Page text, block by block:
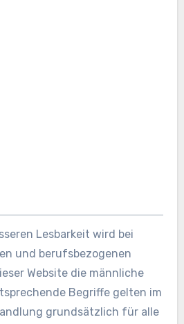
Lesbarkeit wird bei
und berufsbezogenen
Website die männliche
Begriffe gelten im
grundsätzlich für alle